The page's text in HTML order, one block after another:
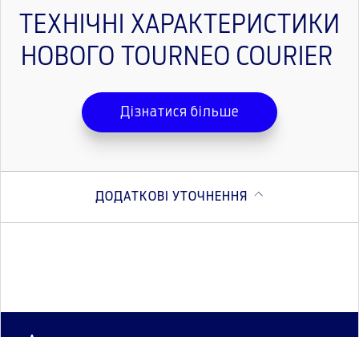
ТЕХНІЧНІ ХАРАКТЕРИСТИКИ
НОВОГО TOURNEO COURIER
Дізнатися більше
ДОДАТКОВІ УТОЧНЕННЯ